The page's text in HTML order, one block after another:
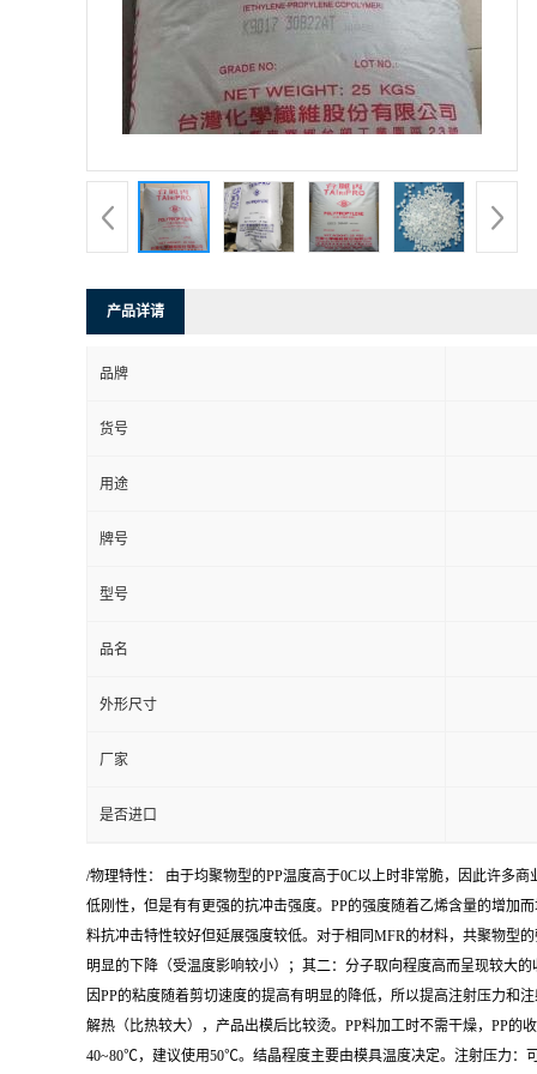
产品详请
品牌
货号
用途
牌号
型号
品名
外形尺寸
厂家
是否进口
/物理特性： 由于均聚物型的PP温度高于0C以上时非常脆，因此许多
低刚性，但是有有更强的抗冲击强度。PP的强度随着乙烯含量的增加
料抗冲击特性较好但延展强度较低。对于相同MFR的材料，共聚物型
明显的下降（受温度影响较小）；其二：分子取向程度高而呈现较大
因PP的粘度随着剪切速度的提高有明显的降低，所以提高注射压力和
解热（比热较大），产品出模后比较烫。PP料加工时不需干燥，PP
40~80℃，建议使用50℃。结晶程度主要由模具温度决定。注射压力：